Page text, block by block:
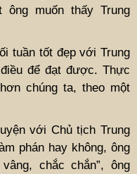
ông muốn thấy Trung
tuần tốt đẹp với Trung
để đạt được. Thực
chúng ta, theo một
với Chủ tịch Trung
phán hay không, ông
chắc chắn”, ông